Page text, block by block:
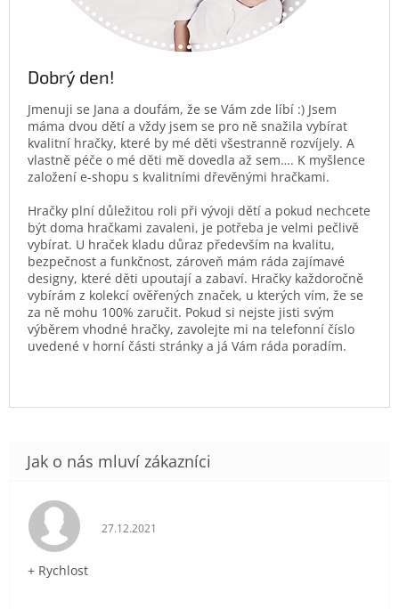
Dobrý den!
Jmenuji se Jana a doufám, že se Vám zde líbí :) Jsem
máma dvou dětí a vždy jsem se pro ně snažila vybírat
kvalitní hračky, které by mé děti všestranně rozvíjely. A
vlastně péče o mé děti mě dovedla až sem…. K myšlence
založení e-shopu s kvalitními dřevěnými hračkami.
Hračky plní důležitou roli při vývoji dětí a pokud nechcete
být doma hračkami zavaleni, je potřeba je velmi pečlivě
vybírat. U hraček kladu důraz především na kvalitu,
bezpečnost a funkčnost, zároveň mám ráda zajímavé
designy, které děti upoutají a zabaví. Hračky každoročně
vybírám z kolekcí ověřených značek, u kterých vím, že se
za ně mohu 100% zaručit. Pokud si nejste jisti svým
výběrem vhodné hračky, zavolejte mi na telefonní číslo
uvedené v horní části stránky a já Vám ráda poradím.
Hodnocení obchodu je 5 z 5 hvězdiček.
27.12.2021
+ Rychlost